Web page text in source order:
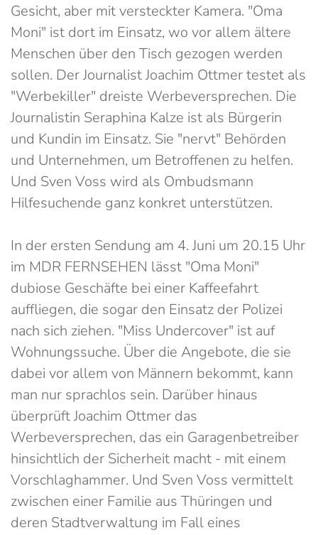
Gesicht, aber mit versteckter Kamera. "Oma
Moni" ist dort im Einsatz, wo vor allem ältere
Menschen über den Tisch gezogen werden
sollen. Der Journalist Joachim Ottmer testet als
"Werbekiller" dreiste Werbeversprechen. Die
Journalistin Seraphina Kalze ist als Bürgerin
und Kundin im Einsatz. Sie "nervt" Behörden
und Unternehmen, um Betroffenen zu helfen.
Und Sven Voss wird als Ombudsmann
Hilfesuchende ganz konkret unterstützen.
In der ersten Sendung am 4. Juni um 20.15 Uhr
im MDR FERNSEHEN lässt "Oma Moni"
dubiose Geschäfte bei einer Kaffeefahrt
auffliegen, die sogar den Einsatz der Polizei
nach sich ziehen. "Miss Undercover" ist auf
Wohnungssuche. Über die Angebote, die sie
dabei vor allem von Männern bekommt, kann
man nur sprachlos sein. Darüber hinaus
überprüft Joachim Ottmer das
Werbeversprechen, das ein Garagenbetreiber
hinsichtlich der Sicherheit macht - mit einem
Vorschlaghammer. Und Sven Voss vermittelt
zwischen einer Familie aus Thüringen und
deren Stadtverwaltung im Fall eines